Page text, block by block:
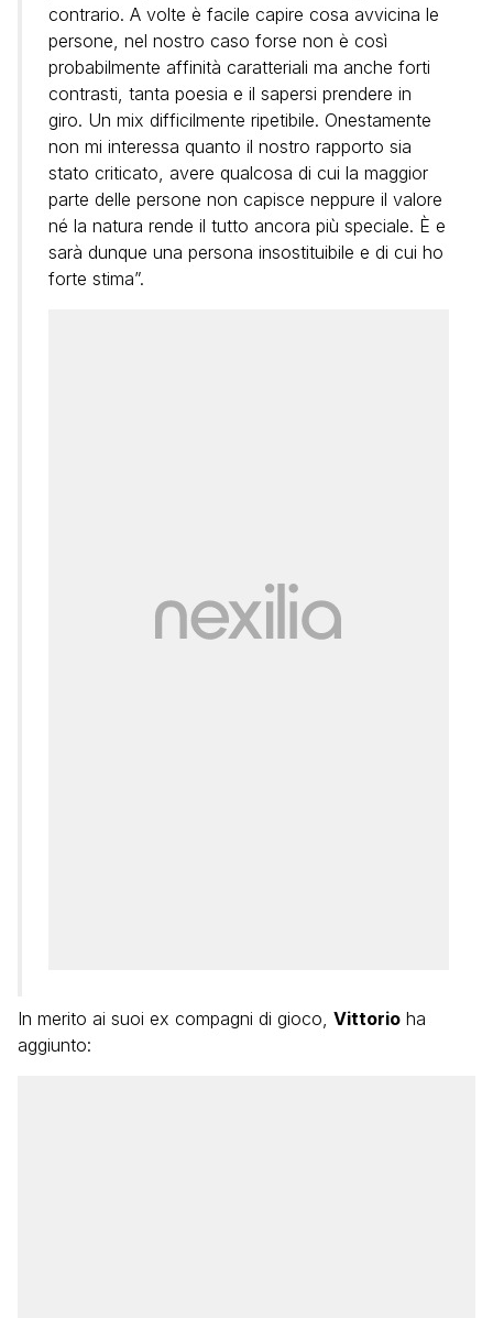
contrario. A volte è facile capire cosa avvicina le
persone, nel nostro caso forse non è così
probabilmente affinità caratteriali ma anche forti
contrasti, tanta poesia e il sapersi prendere in
giro. Un mix difficilmente ripetibile. Onestamente
non mi interessa quanto il nostro rapporto sia
stato criticato, avere qualcosa di cui la maggior
parte delle persone non capisce neppure il valore
né la natura rende il tutto ancora più speciale. È e
sarà dunque una persona insostituibile e di cui ho
forte stima”.
In merito ai suoi ex compagni di gioco, Vittorio ha
aggiunto: